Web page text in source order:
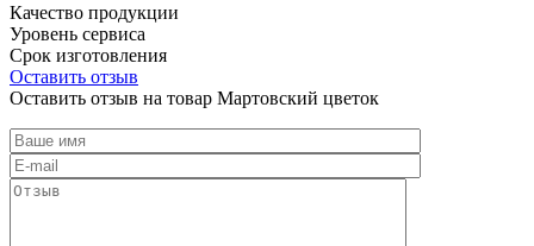
Качество продукции
Уровень сервиса
Срок изготовления
Оставить отзыв
Оставить отзыв на товар Мартовский цветок